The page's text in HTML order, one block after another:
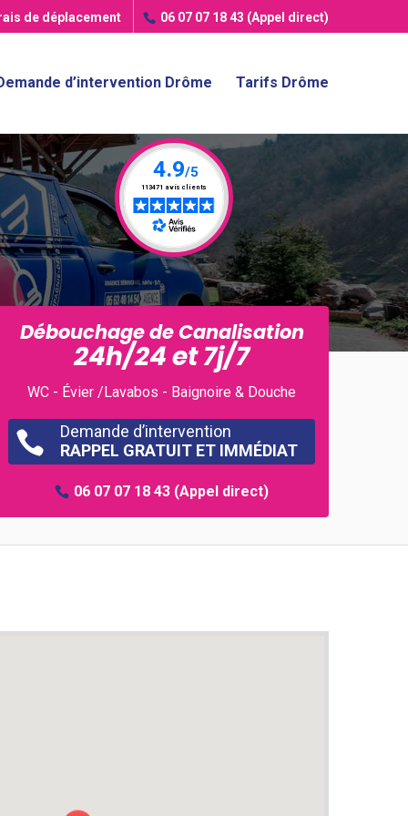
de déplacement 06 07 07 18 43 (Appel direct)
d’intervention Drôme Tarifs Drôme
Débouchage de Canalisation
24h/24 et 7j/7
WC - Évier /Lavabos - Baignoire & Douche

Demande d’intervention
RAPPEL GRATUIT ET IMMÉDIAT
06 07 07 18 43 (Appel direct)